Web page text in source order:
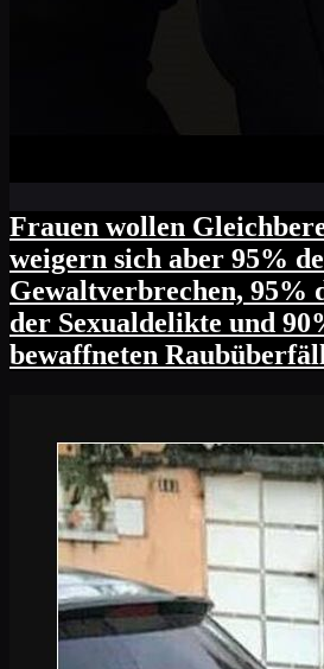
Frauen wollen
weigern sich aber 95%
Gewaltverbrechen, 95%
der Sexualdelikte und
bewaffneten